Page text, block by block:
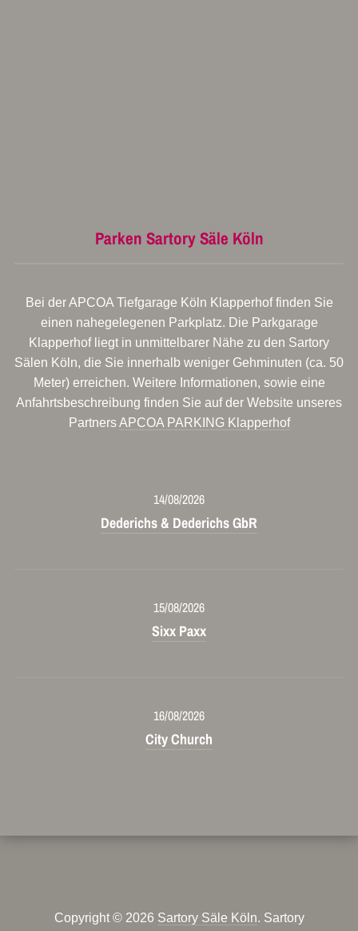
Parken Sartory Säle Köln
Bei der APCOA Tiefgarage Köln Klapperhof finden Sie
einen nahegelegenen Parkplatz. Die Parkgarage
Klapperhof liegt in unmittelbarer Nähe zu den Sartory
Sälen Köln, die Sie innerhalb weniger Gehminuten (ca. 50
Meter) erreichen. Weitere Informationen, sowie eine
Anfahrtsbeschreibung finden Sie auf der Website unseres
PartnersAPCOA PARKING Klapperhof
14/08/2026
Dederichs & Dederichs GbR
15/08/2026
Sixx Paxx
16/08/2026
City Church
Copyright © 2026 Sartory Säle Köln. Sartory